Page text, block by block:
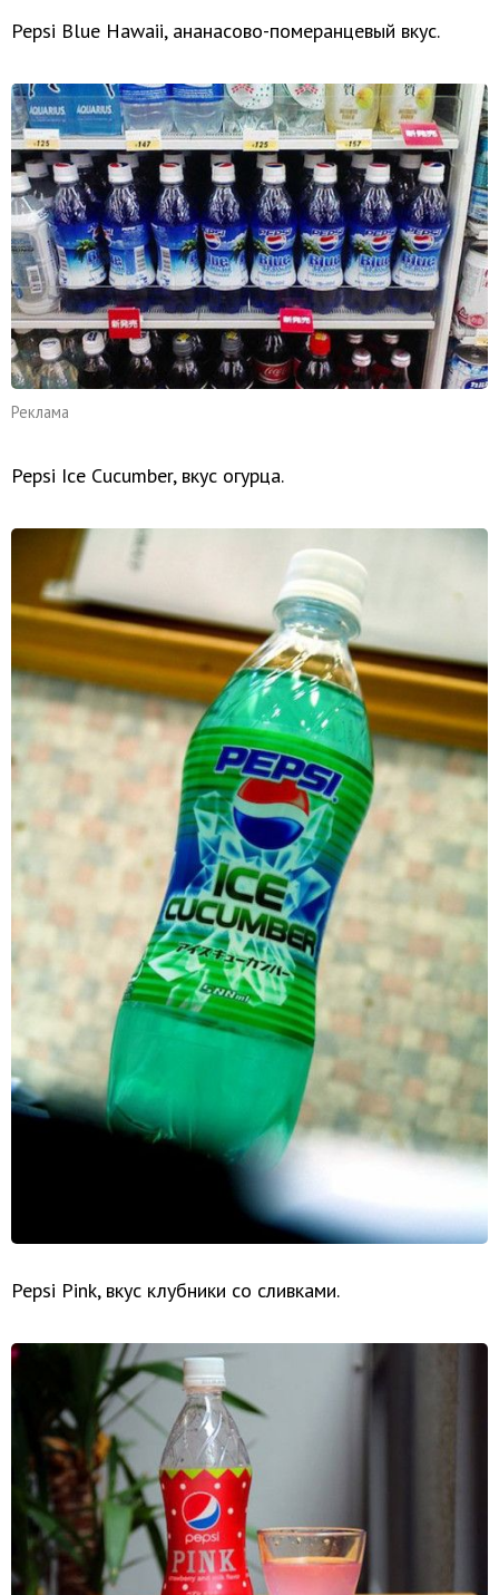
Pepsi Blue Hawaii, ананасово-померанцевый вкус.
Реклама
Pepsi Ice Cucumber, вкус огурца.
Pepsi Pink, вкус клубники со сливками.